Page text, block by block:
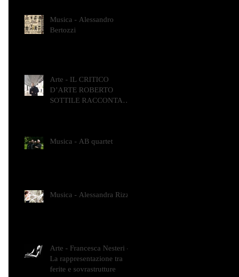
Musica - Alessandro
Bertozzi
Arte - IL CRITICO
D’ARTE ROBERTO
SOTTILE RACCONTA
Musica - AB quartet
Musica - Alessandra Rizzo
Arte - Francesca Nesteri -
La rappresentazione tra
ferite e sovrastrutture